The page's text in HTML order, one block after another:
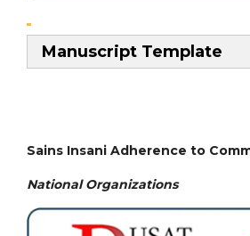
Manuscript Template
Sains Insani Adherence to
National Organizations